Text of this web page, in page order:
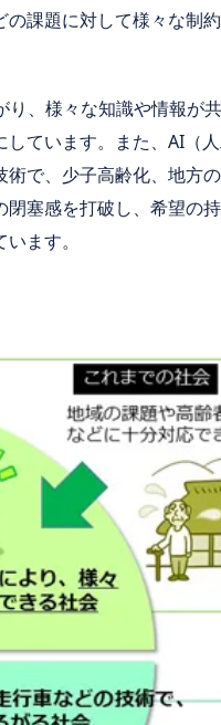
課題に対して様々な制
、様々な知識や情報が
ています。また、AI（
で、少子高齢化、地方
塞感を打破し、希望の
ます。